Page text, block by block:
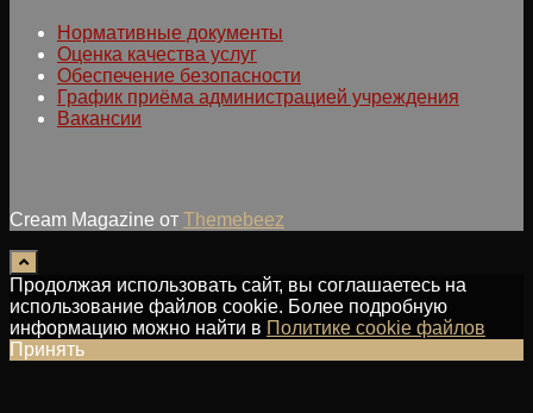
Нормативные документы
Оценка качества услуг
Обеспечение безопасности
График приёма администрацией учреждения
Вакансии
Cream Magazine от Themebeez
Продолжая использовать сайт, вы соглашаетесь на
использование файлов cookie. Более подробную
информацию можно найти в Политике cookie файлов
Принять